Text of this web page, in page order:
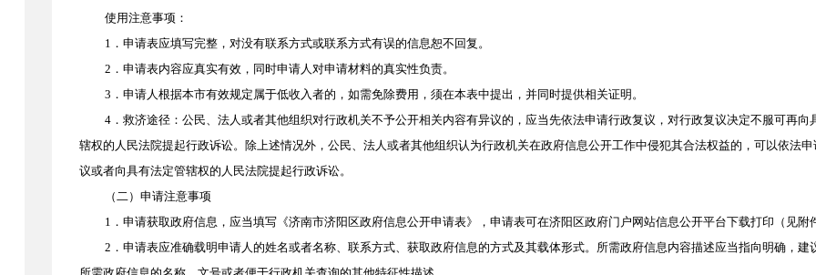
使用注意事项：
1．申请表应填写完整，对没有联系方式或联系方式有误的信息恕不回复。
2．申请表内容应真实有效，同时申请人对申请材料的真实性负责。
3．申请人根据本市有效规定属于低收入者的，如需免除费用，须在本表中提出，并同时提供相关证明。
4．救济途径：公民、法人或者其他组织对行政机关不予公开相关内容有异议的，应当先依法申请行政复议，对行政复议决定不服可再向
辖权的人民法院提起行政诉讼。除上述情况外，公民、法人或者其他组织认为行政机关在政府信息公开工作中侵犯其合法权益的，可以依法申
议或者向具有法定管辖权的人民法院提起行政诉讼。
（二）申请注意事项
1．申请获取政府信息，应当填写《济南市济阳区政府信息公开申请表》，申请表可在济阳区政府门户网站信息公开平台下载打印（见附
2．申请表应准确载明申请人的姓名或者名称、联系方式、获取政府信息的方式及其载体形式。所需政府信息内容描述应当指向明确，建
所需政府信息的名称、文号或者便于行政机关查询的其他特征性描述。